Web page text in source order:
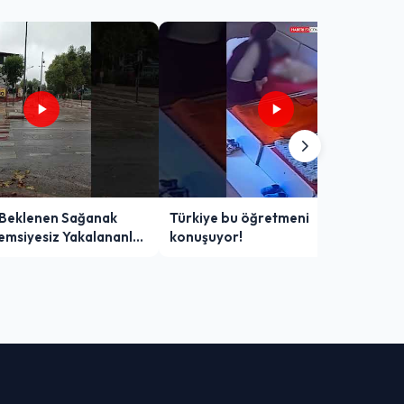
Sağanak
Yakalananlar
Türkiye bu öğretmeni
konuşuyor!